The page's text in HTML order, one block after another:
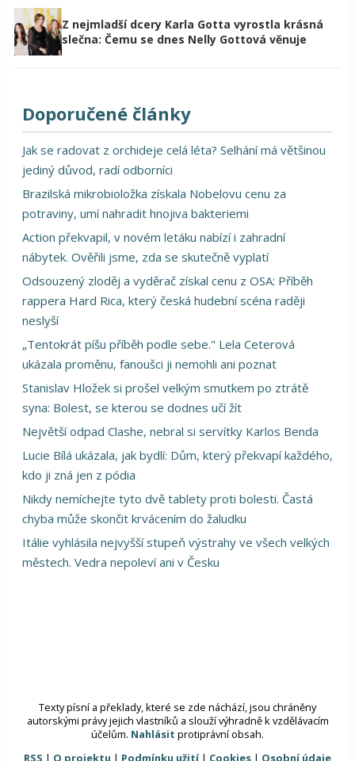
Z nejmladší dcery Karla Gotta vyrostla krásná
slečna: Čemu se dnes Nelly Gottová věnuje
Doporučené články
Jak se radovat z orchideje celá léta? Selhání má většinou
jediný důvod, radí odborníci
Brazilská mikrobioložka získala Nobelovu cenu za
potraviny, umí nahradit hnojiva bakteriemi
Action překvapil, v novém letáku nabízí i zahradní
nábytek. Ověřili jsme, zda se skutečně vyplatí
Odsouzený zloděj a vyděrač získal cenu z OSA: Příběh
rappera Hard Rica, který česká hudební scéna raději
neslyší
„Tentokrát píšu příběh podle sebe." Lela Ceterová
ukázala proměnu, fanoušci ji nemohli ani poznat
Stanislav Hložek si prošel velkým smutkem po ztrátě
syna: Bolest, se kterou se dodnes učí žít
Největší odpad Clashe, nebral si servítky Karlos Benda
Lucie Bílá ukázala, jak bydlí: Dům, který překvapí každého,
kdo ji zná jen z pódia
Nikdy nemíchejte tyto dvě tablety proti bolesti. Častá
chyba může skončit krvácením do žaludku
Itálie vyhlásila nejvyšší stupeň výstrahy ve všech velkých
městech. Vedra nepoleví ani v Česku
Texty písní a překlady, které se zde náchází, jsou chráněny
autorskými právy jejich vlastníků a slouží výhradně k vzdělávacím
účelům. Nahlásit protiprávní obsah.
RSS | O projektu | Podmínku užití| Cookies | Osobní údaje